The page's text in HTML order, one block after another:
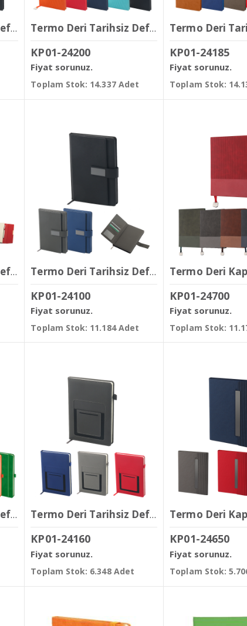
Termo Deri Tarihsiz Defter ( 14,5 x 21 cm ) Termo Deri Tarihsiz Defter ( 14,5 x 21 cm )
KP01-24200
Fiyat sorunuz.
Toplam Stok: 14.337 Adet
KP01-24185
Fiyat sorunuz.
Toplam Stok:
Termo Deri Tarihsiz Defter ( 14,5 x 21 cm ) Termo Deri Tarihsiz Defter ( 15 x 21 cm )
KP01-24100
Fiyat sorunuz.
Toplam Stok: 11.184 Adet
KP01-24700
Fiyat sorunuz.
Toplam Stok:
Termo Deri Tarihsiz Defter ( 13 x 21 cm ) Termo Deri Tarihsiz Defter ( 14,5 x 21 cm )
KP01-24160
Fiyat sorunuz.
Toplam Stok: 6.348 Adet
KP01-24650
Fiyat sorunuz.
Toplam Stok: